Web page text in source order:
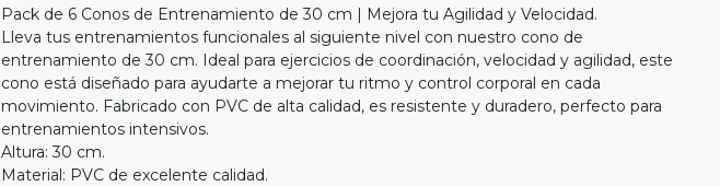
Pack de 6 Conos de Entrenamiento de 30 cm | Mejora tu Agilidad y Velocidad.
Lleva tus entrenamientos funcionales al siguiente nivel con nuestro cono de
entrenamiento de 30 cm. Ideal para ejercicios de coordinación, velocidad y agilidad, este
cono está diseñado para ayudarte a mejorar tu ritmo y control corporal en cada
movimiento. Fabricado con PVC de alta calidad, es resistente y duradero, perfecto para
entrenamientos intensivos.
Altura: 30 cm.
Material: PVC de excelente calidad.